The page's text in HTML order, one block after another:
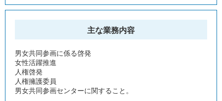
主な業務内容
男女共同参画に係る啓発
女性活躍推進
人権啓発
人権擁護委員
男女共同参画センターに関すること。